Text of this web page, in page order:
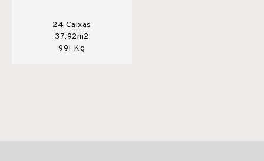
24 Caixas
37,92m2
991 Kg